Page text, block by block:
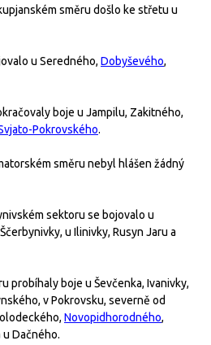
směru došlo ke střetu u
u Seredného, Dobyševého,
boje u Jampilu, Zakitného,
Pokrovského.
směru nebyl hlášen žádný
sektoru se bojovalo u
u Ilinivky, Rusyn Jaru a
probíhaly boje u Ševčenka, Ivanivky,
v Pokrovsku, severně od
Novopidhorodného,
Dačného.